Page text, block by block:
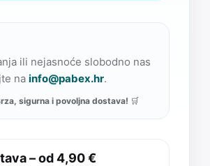
ili nejasnoće slobodno nas
na info@pabex.hr.
sigurna i povoljna dostava! 🛒
– od 4,90 €